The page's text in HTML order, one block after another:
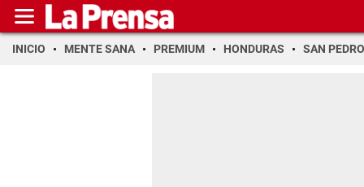
INICIO MENTE SANA PREMIUM HONDURAS SAN PEDRO